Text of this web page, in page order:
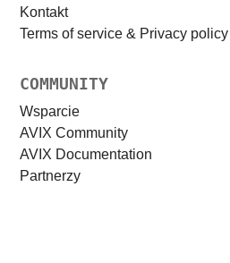
Kontakt
Terms of service & Privacy policy
COMMUNITY
Wsparcie
AVIX Community
AVIX Documentation
Partnerzy